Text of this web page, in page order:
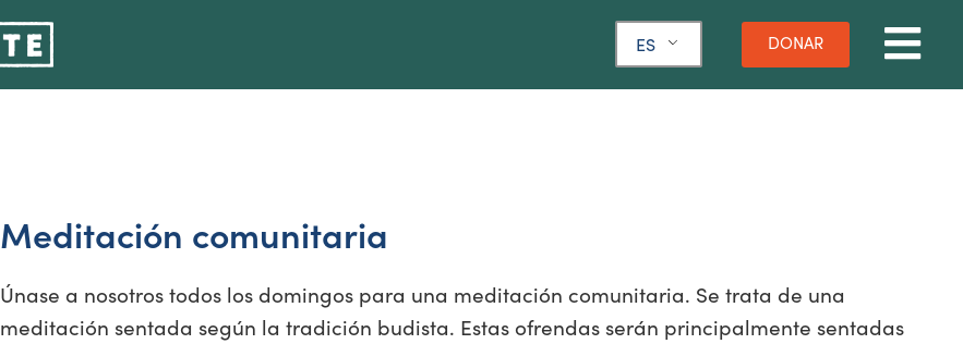
ES DONAR
Meditación comunitaria
Únase a nosotros todos los domingos para una meditación comunitaria. Se trata de una
meditación sentada según la tradición budista. Estas ofrendas serán principalmente sentadas